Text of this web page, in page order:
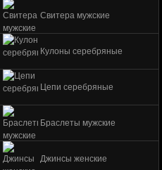
Свитера мужские
Кулоны серебряные
Цепи серебряные
Браслеты мужские
Джинсы женские